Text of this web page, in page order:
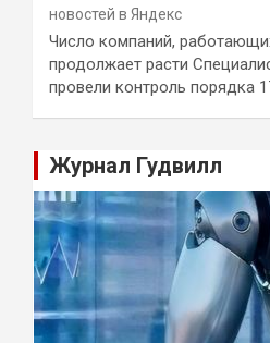
новостей в Яндекс
Число компаний,
продолжает расти
провели контроль порядка
Журнал Гудвилл